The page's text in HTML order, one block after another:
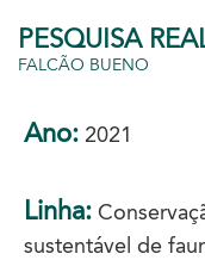
PESQUISA
FALCÃO BUENO
Ano: 2021
Linha:
sustentável de